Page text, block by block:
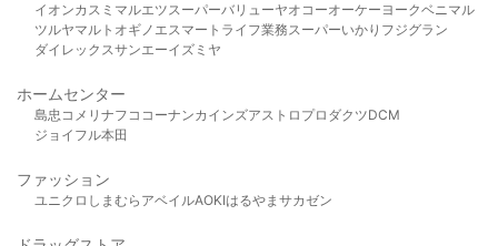
イオンカスミ マルエツスーパーバリューヤオコーオーケー ヨークベニマル
ツルヤマルト オギノ エスマート ライフ業務スーパーいかり フジグラン
ダイレックスサンエーイズミヤ
ホームセンター
島忠 コメリ ナフコ コーナンカインズアストロプロダクツDCM
ジョイフル本田
ファッション
ユニクロ しまむら アベイルAOKIはるやま サカゼン